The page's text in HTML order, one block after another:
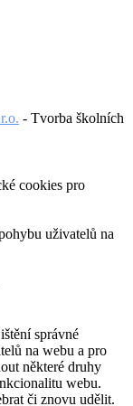
- Tvorba školních
cookies pro
uživatelů na
správné
na webu a pro
některé druhy
webu.
či znovu udělit.